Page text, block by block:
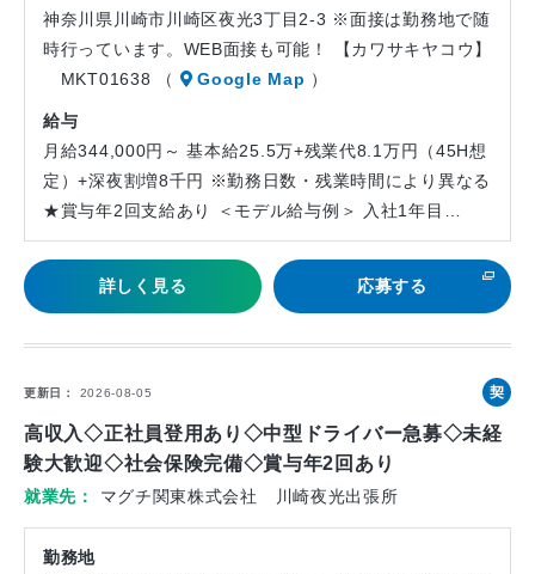
神奈川県川崎市川崎区夜光3丁目2-3 ※面接は勤務地で随
時行っています。WEB面接も可能！ 【カワサキヤコウ】
MKT01638 （
Google Map ）
給与
月給344,000円～ 基本給25.5万+残業代8.1万円（45H想
定）+深夜割増8千円 ※勤務日数・残業時間により異なる
★賞与年2回支給あり ＜モデル給与例＞ 入社1年目…
詳しく見る 応募する
更新日 2026-08-05
契
約
高収入◇正社員登用あり◇中型ドライバー急募◇未経
験大歓迎◇社会保険完備◇賞与年2回あり
就業先 マグチ関東株式会社 川崎夜光出張所
勤務地